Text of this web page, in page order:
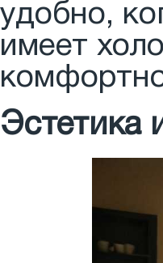
удобно,
имеет
Эстетика